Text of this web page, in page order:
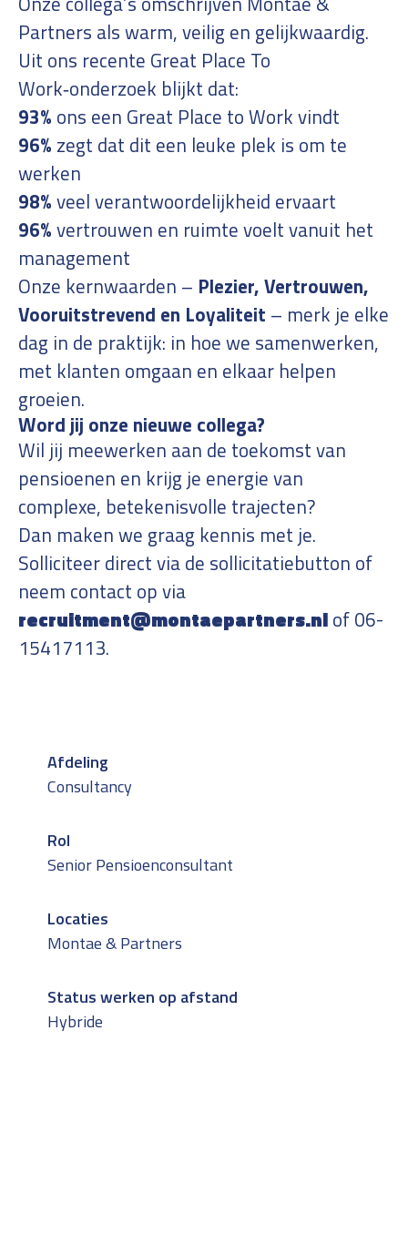
Partners als warm, veilig en gelijkwaardig.
Uit ons recente Great Place To
Work‑onderzoek blijkt dat:
93% ons een Great Place to Work vindt
96% zegt dat dit een leuke plek is om te
werken
98%veel verantwoordelijkheid ervaart
96%vertrouwen en ruimte voelt vanuit het
management
Onze kernwaarden – Plezier, Vertrouwen,
Vooruitstrevend en Loyaliteit – merk je elke
dag in de praktijk: in hoe we samenwerken,
met klanten omgaan en elkaar helpen
groeien.
Word jij onze nieuwe collega?
Wil jij meewerken aan de toekomst van
pensioenen en krijg je energie van
complexe, betekenisvolle trajecten?
Dan maken we graag kennis met je.
Solliciteer direct via de sollicitatiebutton of
neem contact op via
recruitment@montaepartners.nlof 06-
15417113.
Afdeling
Consultancy
Rol
Senior Pensioenconsultant
Locaties
Montae & Partners
Status werken op afstand
Hybride